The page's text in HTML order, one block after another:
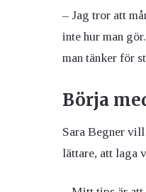
– Jag tror att
inte hur man
man tänker för
Börja
Sara Begner
lättare, att laga